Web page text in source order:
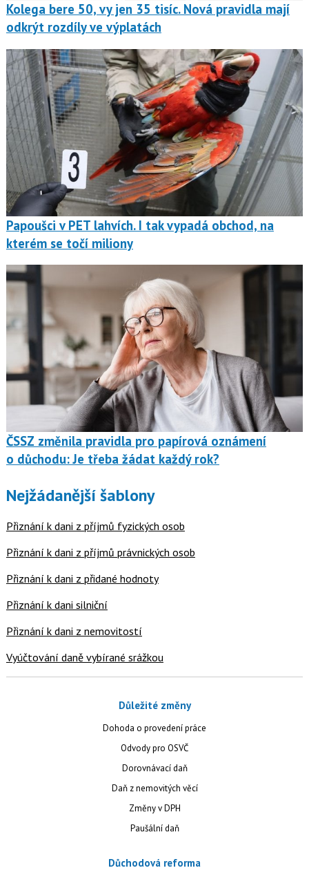
Kolega bere 50, vy jen 35 tisíc. Nová pravidla mají
odkrýt rozdíly ve výplatách
Papoušci v PET lahvích. I tak vypadá obchod, na
kterém se točí miliony
ČSSZ změnila pravidla pro papírová oznámení
o důchodu: Je třeba žádat každý rok?
Nejžádanější šablony
Přiznání k dani z příjmů fyzických osob
Přiznání k dani z příjmů právnických osob
Přiznání k dani z přidané hodnoty
Přiznání k dani silniční
Přiznání k dani z nemovitostí
Vyúčtování daně vybírané srážkou
Důležité změny
Dohoda o provedení práce
Odvody pro OSVČ
Dorovnávací daň
Daň z nemovitých věcí
Změny v DPH
Paušální daň
Důchodová reforma